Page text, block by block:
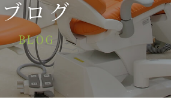
ブログ
BLOG